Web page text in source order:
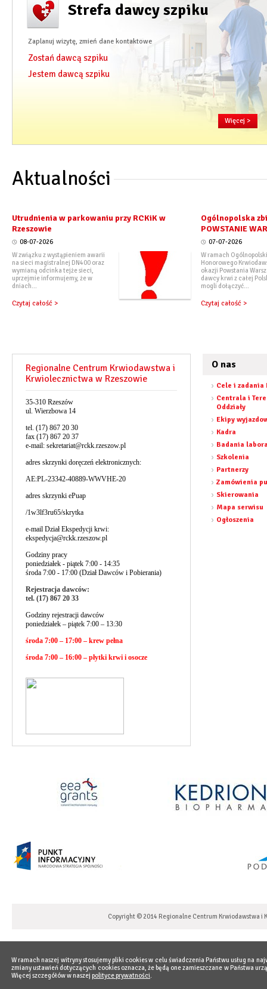
Strefa dawcy szpiku
Zaplanuj wizytę, zmień dane kontaktowe
Zostań dawcą szpiku
Jestem dawcą szpiku
Więcej >
Aktualności
Utrudnienia w parkowaniu przy RCKiK w
Rzeszowie
08-07-2026
W związku z wystąpieniem awarii
na sieci magistralnej DN400 oraz
wymianą odcinka tejże sieci,
uprzejmie informujemy, że w
dniach...
Czytaj całość >
Ogólnopolska
POWSTANIE
07-07-2026
W ramach
Honorowego
okazji Powstania
dawcy krwi z całej
mogli dołączyć...
Czytaj całość >
Regionalne Centrum Krwiodawstwa i
Krwiolecznictwa w Rzeszowie
35-310 Rzeszów
ul. Wierzbowa 14
tel. (17) 867 20 30
fax (17) 867 20 37
e-mail: sekretariat@rckk.rzeszow.pl
adres skrzynki doręczeń elektronicznych:
AE:PL-23342-40889-WWVHE-20
adres skrzynki ePuap
/1w3lf3ru65/skrytka
e-mail Dział Ekspedycji krwi:
ekspedycja@rckk.rzeszow.pl
Godziny pracy
poniedziałek - piątek 7:00 - 14:35
środa 7:00 - 17:00 (Dział Dawców i Pobierania)
Rejestracja dawców:
tel. (17) 867 20 33
Godziny rejestracji dawców
poniedziałek – piątek 7:00 – 13:30
środa 7:00 – 17:00 – krew pełna
środa 7:00 – 16:00 – płytki krwi i osocze
O nas
Cele i zadania
Centrala i
Oddziały
Ekipy
Kadra
Badania
Szkolenia
Partnerzy
Zamówienia
Skierowania
Mapa serwisu
Ogłoszenia
Copyright © 2014 Regionalne Centrum Krwiodawstwa
W ramach naszej witryny stosujemy pliki cookies w celu świadczenia Państwu usług na
zmiany ustawień dotyczących cookies oznacza, że będą one zamieszczane w Państwa
Więcej szczegółów w naszej polityce prywatności.